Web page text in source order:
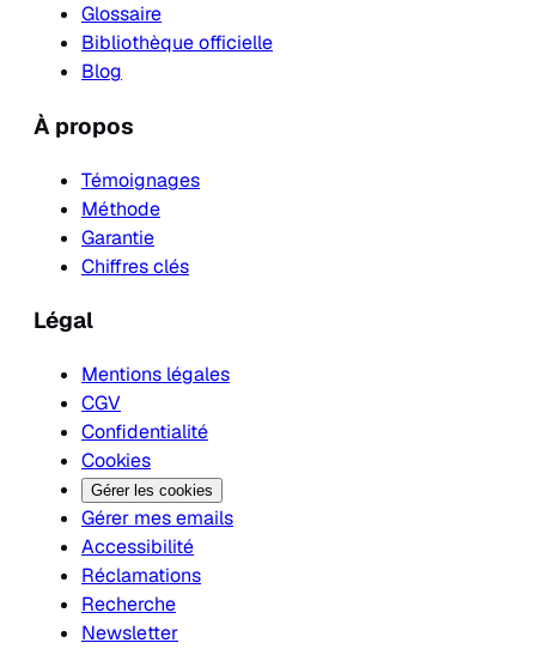
Glossaire
Bibliothèque officielle
Blog
À propos
Témoignages
Méthode
Garantie
Chiffres clés
Légal
Mentions légales
CGV
Confidentialité
Cookies
Gérer les cookies
Gérer mes emails
Accessibilité
Réclamations
Recherche
Newsletter